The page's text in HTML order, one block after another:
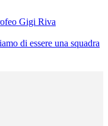
Gigi Riva
di essere una squadra